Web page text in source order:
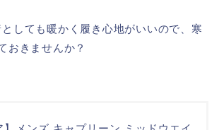
しても暖かく履き心地がいいので、寒
おきませんか？